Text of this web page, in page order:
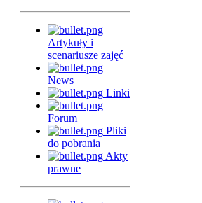
Artykuły i
scenariusze zajęć
News
Linki
Forum
Pliki
do pobrania
Akty
prawne